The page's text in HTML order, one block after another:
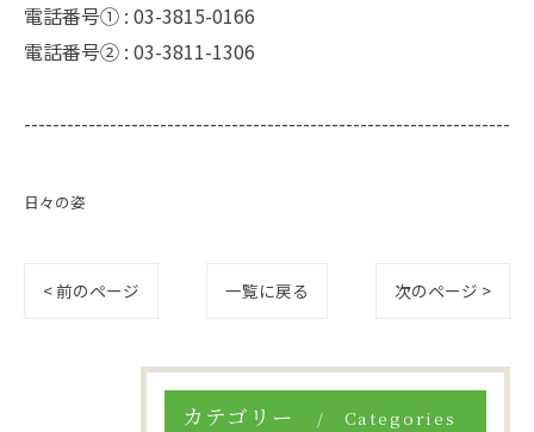
電話番号① : 03-3815-0166
電話番号② : 03-3811-1306
--------------------------------------------------------------------
日々の姿
< 前のページ 一覧に戻る 次のページ >
カテゴリー Categories